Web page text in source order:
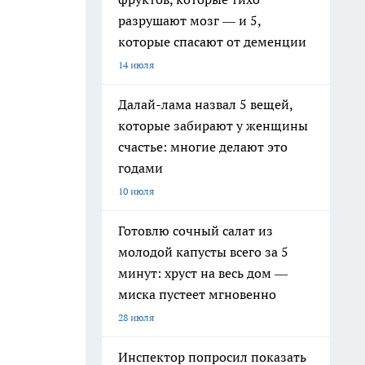
разрушают мозг — и 5,
которые спасают от деменции
14 июля
Далай-лама назвал 5 вещей,
которые забирают у женщины
счастье: многие делают это
годами
10 июля
Готовлю сочный салат из
молодой капусты всего за 5
минут: хруст на весь дом —
миска пустеет мгновенно
28 июля
Инспектор попросил показать